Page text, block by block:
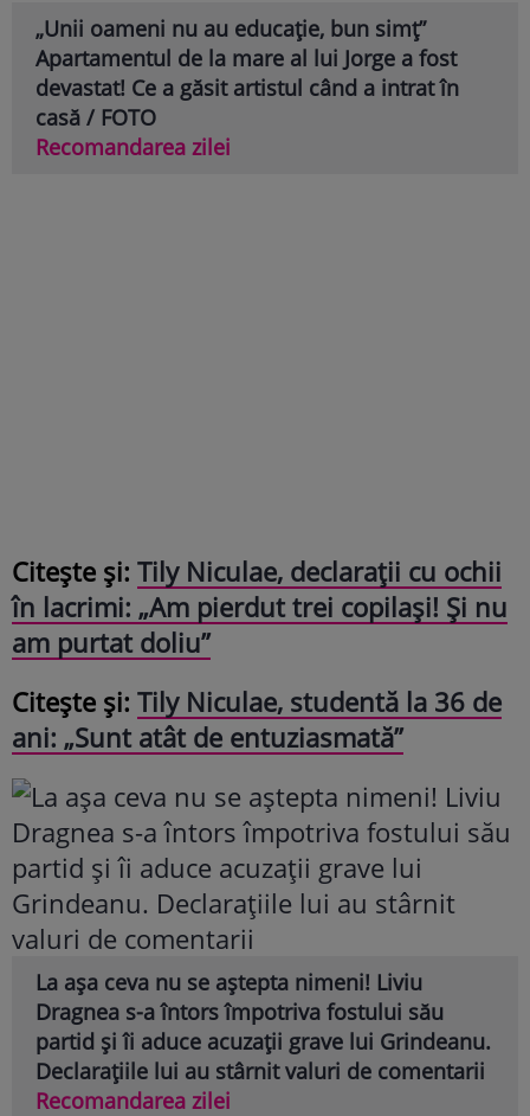
„Unii oameni nu au educație, bun simț”
Apartamentul de la mare al lui Jorge a fost
devastat! Ce a găsit artistul când a intrat în
casă / FOTO
Recomandarea zilei
Citește și: Tily Niculae, declarații cu ochii
în lacrimi: „Am pierdut trei copilași! Și nu
am purtat doliu”
Citește și: Tily Niculae, studentă la 36 de
ani: „Sunt atât de entuziasmată”
La așa ceva nu se aștepta nimeni! Liviu
Dragnea s-a întors împotriva fostului său
partid și îi aduce acuzații grave lui Grindeanu.
Declarațiile lui au stârnit valuri de comentarii
Recomandarea zilei